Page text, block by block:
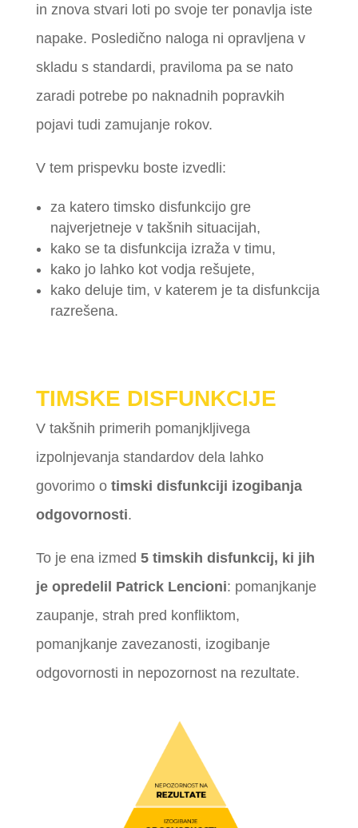
in znova stvari loti po svoje ter ponavlja iste
napake. Posledično naloga ni opravljena v
skladu s standardi, praviloma pa se nato
zaradi potrebe po naknadnih popravkih
pojavi tudi zamujanje rokov.
V tem prispevku boste izvedli:
za katero timsko disfunkcijo gre
najverjetneje v takšnih situacijah,
kako se ta disfunkcija izraža v timu,
kako jo lahko kot vodja rešujete,
kako deluje tim, v katerem je ta disfunkcija
razrešena.
TIMSKE DISFUNKCIJE
V takšnih primerih pomanjkljivega
izpolnjevanja standardov dela lahko
govorimo o timski disfunkciji izogibanja
odgovornosti.
To je ena izmed 5 timskih disfunkcij, ki jih
je opredelil Patrick Lencioni: pomanjkanje
zaupanje, strah pred konfliktom,
pomanjkanje zavezanosti, izogibanje
odgovornosti in nepozornost na rezultate.